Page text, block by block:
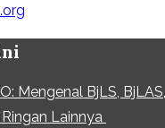
Mengenal BjLS,
Ringan Lainnya